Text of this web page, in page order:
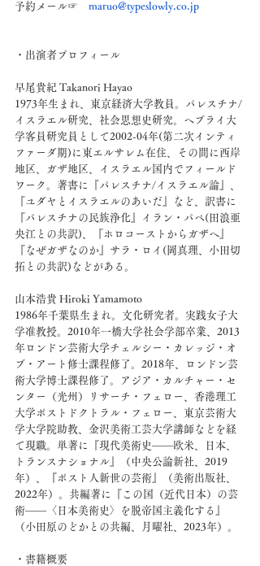
予約メール☞ maruo@typeslowly.co.jp
・出演者プロフィール
早尾貴紀 Takanori Hayao
1973年生まれ、東京経済大学教員。パレスチナ/
イスラエル研究、社会思想史研究。ヘブライ大
学客員研究員として2002-04年(第二次インティ
ファーダ期)に東エルサレム在住、その間に西岸
地区、ガザ地区、イスラエル国内でフィールド
ワーク。著書に『パレスチナ/イスラエル論』、
『ユダヤとイスラエルのあいだ』など、訳書に
『パレスチナの民族浄化』イラン・パペ(田浪亜
央江との共訳)、『ホロコーストからガザへ』
『なぜガザなのか』サラ・ロイ(岡真理、小田切
拓との共訳)などがある。
山本浩貴 Hiroki Yamamoto
1986年千葉県生まれ。文化研究者。実践女子大
学准教授。2010年一橋大学社会学部卒業、2013
年ロンドン芸術大学チェルシー・カレッジ・オ
ブ・アート修士課程修了。2018年、ロンドン芸
術大学博士課程修了。アジア・カルチャー・セ
ンター（光州）リサーチ・フェロー、香港理工
大学ポストドクトラル・フェロー、東京芸術大
学大学院助教、金沢美術工芸大学講師などを経
て現職。単著に『現代美術史――欧米、日本、
トランスナショナル』（中央公論新社、2019
年）、『ポスト人新世の芸術』（美術出版社、
2022年）。共編著に『この国（近代日本）の芸
術――〈日本美術史〉を脱帝国主義化する』
（小田原のどかとの共編、月曜社、2023年）。
・書籍概要